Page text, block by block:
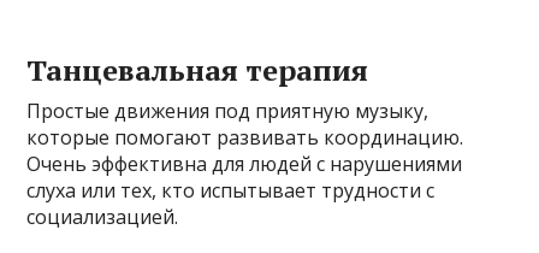
Танцевальная терапия
Простые движения под приятную музыку,
которые помогают развивать координацию.
Очень эффективна для людей с нарушениями
слуха или тех, кто испытывает трудности с
социализацией.